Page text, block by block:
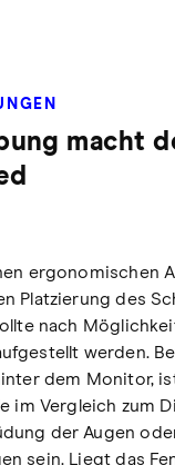
macht
ergonomischen
Platzierung des
nach
werden.
dem Monitor,
im Vergleich zum
der Augen
sein. Liegt das